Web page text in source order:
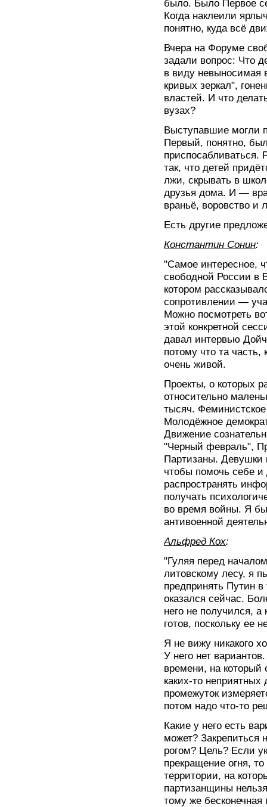
было. Было Первое
Когда наклеили
понятно, куда всё
Вчера на Форуме
задали вопрос: Что
в виду невыносимая
кривых зеркал",
властей. И что
вузах?
Выступавшие могли
Первый, понятно,
так, что детей
лжи, скрывать в
друзья дома. И —
враньё, воровство и
Есть другие
Константин Сонин:
"Самое интересное,
свободной России в
котором
сопротивлении —
Можно посмотреть
этой конкретной
давал интервью
потому что та
очень живой.
Проекты, о которых
относительно
тысяч.
Молодёжное
Движение
"Черный февраль",
Партизаны. Девушки
чтобы помочь себе
распространять
получать
во время войны. Я
антивоенной
Альфред Кох:
"Гуляя перед
литовскому лесу, я
предпринять Путин в
оказался сейчас.
него не получился, а
готов, поскольку ее
Я не вижу никакого
У него нет
времени, на который
каких-то
промежуток
потом надо что-то
Какие у него есть
может? Закрепиться
рогом? Цель? Если
прекращение огня,
территории, на
партизанщины
тому же